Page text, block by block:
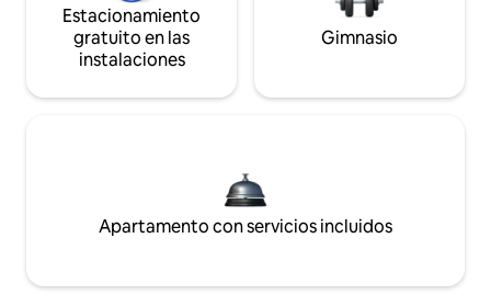
Estacionamiento
gratuito en las
instalaciones
Gimnasio
Apartamento con servicios incluidos